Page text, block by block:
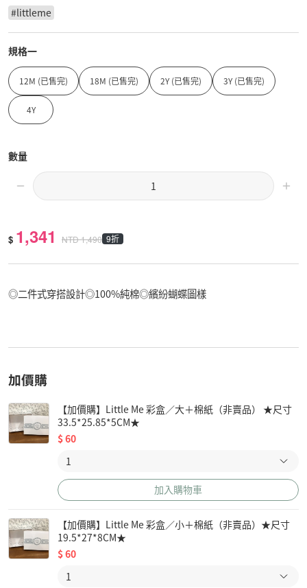
#littleme
規格一
12M (已售完) 18M (已售完) 2Y (已售完) 3Y (已售完)
4Y
數量
$ 1,341 NTD1,490 9折
◎二件式穿搭設計◎100%純棉◎繽紛蝴蝶圖樣
加價購
【加價購】Little Me 彩盒／大＋棉紙（非賣品） ★尺寸
33.5*25.85*5CM★
$60
加入購物車
【加價購】Little Me 彩盒／小＋棉紙（非賣品）★尺寸
19.5*27*8CM★
$60